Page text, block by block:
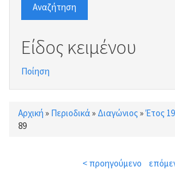
Αναζήτηση
Είδος κειμένου
Ποίηση
Είστε εδώ
Αρχική » Περιοδικά » Διαγώνιος »Έτος
89
< προηγούμενο